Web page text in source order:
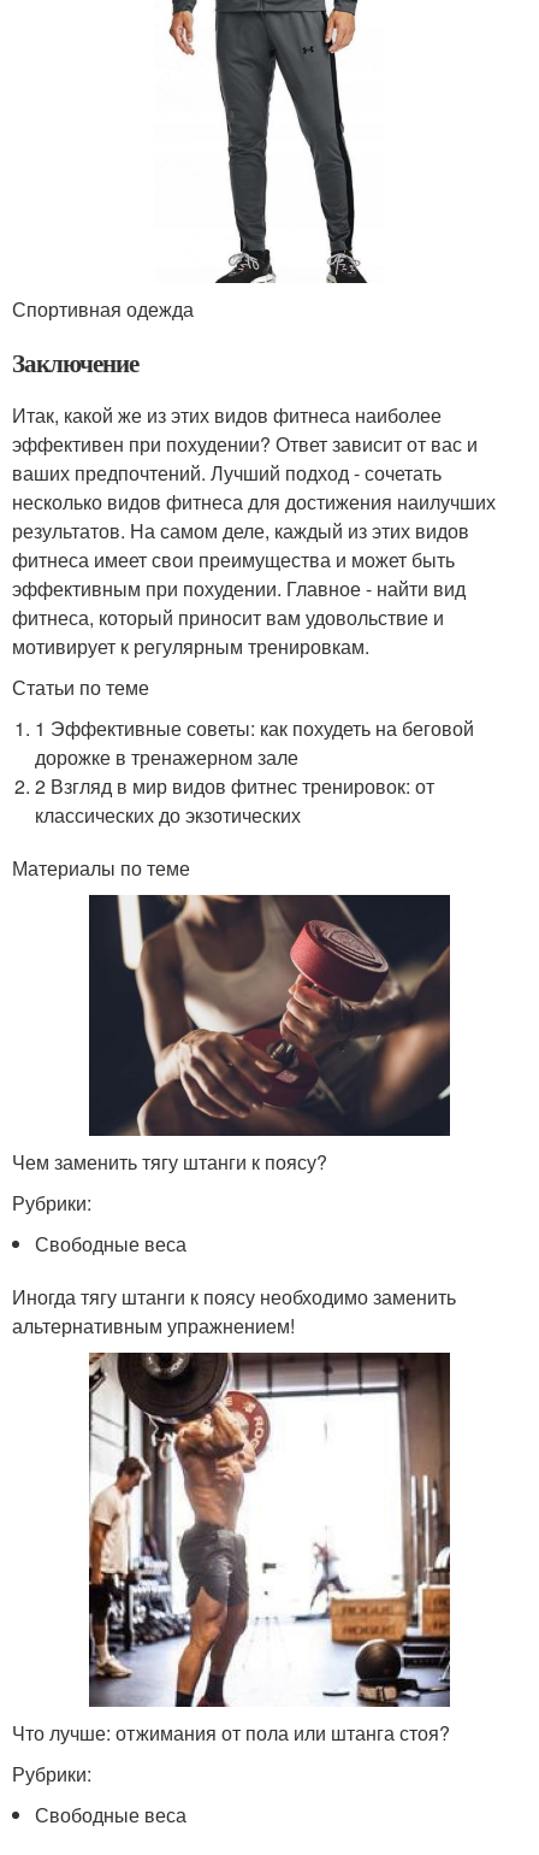
Спортивная одежда
Заключение
Итак, какой же из этих видов фитнеса наиболее
эффективен при похудении? Ответ зависит от вас и
ваших предпочтений. Лучший подход - сочетать
несколько видов фитнеса для достижения наилучших
результатов. На самом деле, каждый из этих видов
фитнеса имеет свои преимущества и может быть
эффективным при похудении. Главное - найти вид
фитнеса, который приносит вам удовольствие и
мотивирует к регулярным тренировкам.
Статьи по теме
1 Эффективные советы: как похудеть на беговой
дорожке в тренажерном зале
2 Взгляд в мир видов фитнес тренировок: от
классических до экзотических
Материалы по теме
Чем заменить тягу штанги к поясу?
Рубрики:
Свободные веса
Иногда тягу штанги к поясу необходимо заменить
альтернативным упражнением!
Что лучше: отжимания от пола или штанга стоя?
Рубрики:
Свободные веса